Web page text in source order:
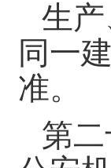
生
同一
准。
第